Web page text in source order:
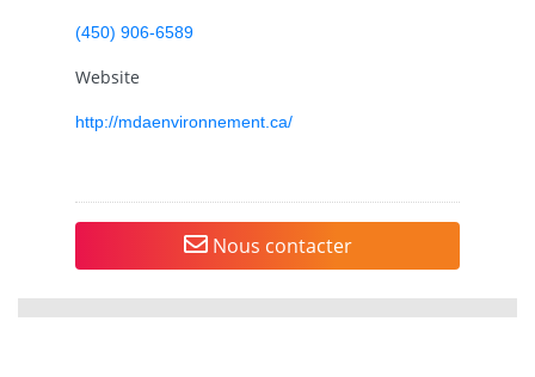
(450) 906-6589
Website
http://mdaenvironnement.ca/
Nous contacter